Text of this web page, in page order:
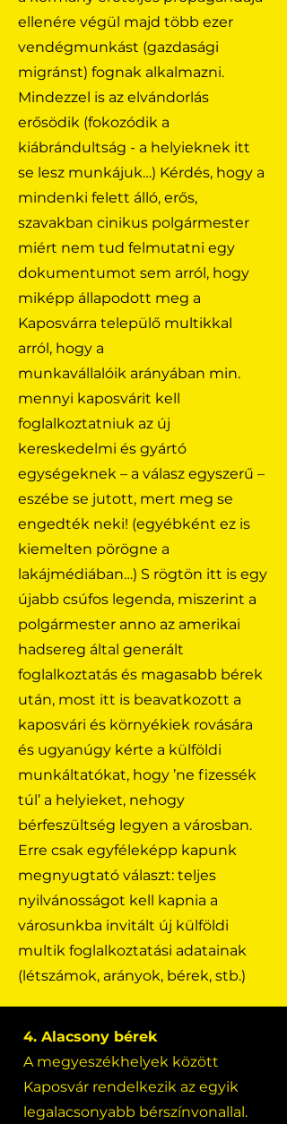
ellenére végül majd több ezer
vendégmunkást (gazdasági
migránst) fognak alkalmazni.
Mindezzel is az elvándorlás
erősödik (fokozódik a
kiábrándultság - a helyieknek itt
se lesz munkájuk…) Kérdés, hogy a
mindenki felett álló, erős,
szavakban cinikus polgármester
miért nem tud felmutatni egy
dokumentumot sem arról, hogy
miképp állapodott meg a
Kaposvárra települő multikkal
arról, hogy a
munkavállalóik arányában min.
mennyi kaposvárit kell
foglalkoztatniuk az új
kereskedelmi és gyártó
egységeknek – a válasz egyszerű –
eszébe se jutott, mert meg se
engedték neki! (egyébként ez is
kiemelten pörögne a
lakájmédiában…) S rögtön itt is egy
újabb csúfos legenda, miszerint a
polgármester anno az amerikai
hadsereg által generált
foglalkoztatás és magasabb bérek
után, most itt is beavatkozott a
kaposvári és környékiek rovására
és ugyanúgy kérte a külföldi
munkáltatókat, hogy ’ne fizessék
túl’ a helyieket, nehogy
bérfeszültség legyen a városban.
Erre csak egyféleképp kapunk
megnyugtató választ: teljes
nyilvánosságot kell kapnia a
városunkba invitált új külföldi
multik foglalkoztatási adatainak
(létszámok, arányok, bérek, stb.)
4. Alacsony bérek
A megyeszékhelyek között
Kaposvár rendelkezik az egyik
legalacsonyabb bérszínvonallal.